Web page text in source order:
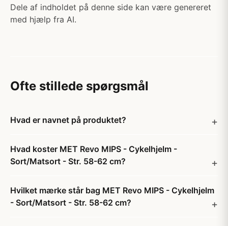
Dele af indholdet på denne side kan være genereret
med hjælp fra AI.
Ofte stillede spørgsmål
Hvad er navnet på produktet?
Hvad koster MET Revo MIPS - Cykelhjelm -
Sort/Matsort - Str. 58-62 cm?
Hvilket mærke står bag MET Revo MIPS - Cykelhjelm
- Sort/Matsort - Str. 58-62 cm?